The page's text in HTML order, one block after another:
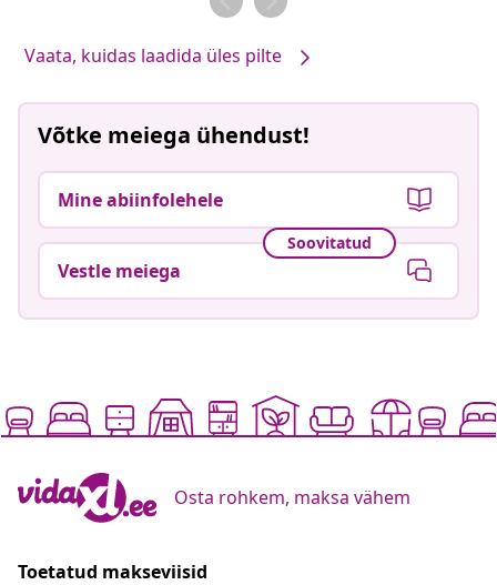
Vaata, kuidas laadida üles pilte
Võtke meiega ühendust!
Mine abiinfolehele
Soovitatud
Vestle meiega
Osta rohkem, maksa vähem
Toetatud makseviisid